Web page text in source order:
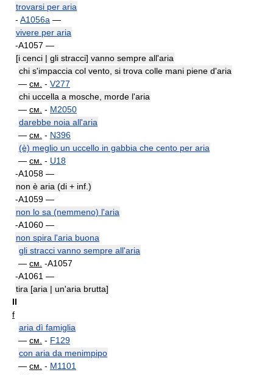
trovarsi per aria
- A1056a —
vivere per aria
-A1057 —
[i cenci | gli stracci] vanno sempre all'aria
chi s'impaccia col vento, si trova colle mani piene d'aria
— см. - V277
chi uccella a mosche, morde l'aria
— см. - M2050
darebbe noia all'aria
— см. - N396
(è) meglio un uccello in gabbia che cento per aria
— см. - U18
-A1058 —
non è aria (di + inf.)
-A1059 —
non lo sa (nemmeno) l'aria
-A1060 —
non spira l'aria buona
gli stracci vanno sempre all'aria
— см. -A1057
-A1061 —
tira [aria | un'aria brutta]
II
f
aria dì famiglia
— см. - F129
con aria da menimpipo
— см. - M1101